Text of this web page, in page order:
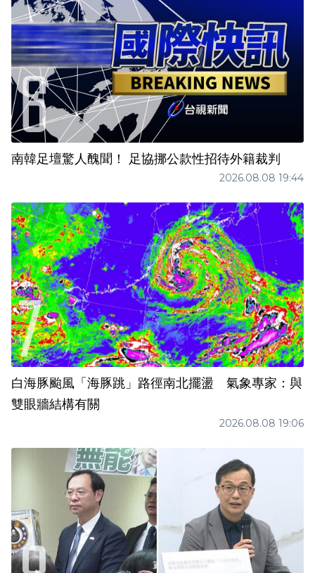
南韓足壇驚人醜聞！ 足協挪公款性招待外籍裁判
2026.08.08 19:44
白海豚颱風「海豚跳」路徑南北擺盪 氣象專家：與
雙眼牆結構有關
2026.08.08 19:06